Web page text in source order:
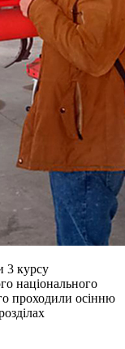
3 курсу
національного
проходили осінню